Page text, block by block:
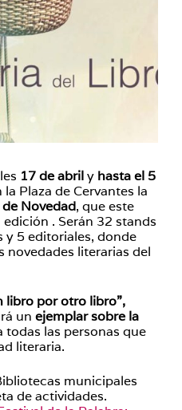
17 de abrily hasta el 5
la Plaza de Cervantes la
Novedad, que este
. Serán 32 stands
y 5 editoriales, donde
novedades literarias del
libro por otro libro”,
un ejemplar sobre la
todas las personas que
literaria.
municipales
de actividades.